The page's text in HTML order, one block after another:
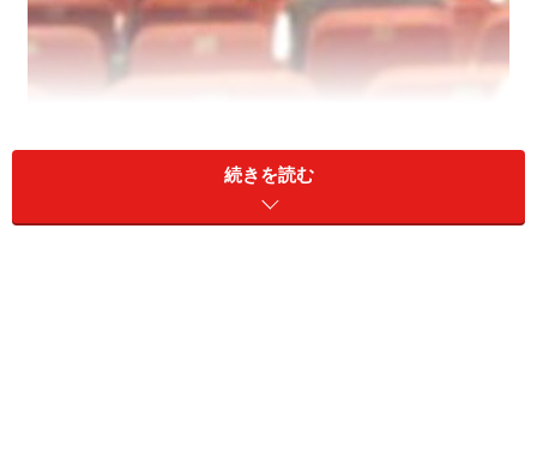
できるだけ多くの学校説明会へ足を運びましょう
受験生の家庭では、今のところあこがれの学校、理想と
続きを読む